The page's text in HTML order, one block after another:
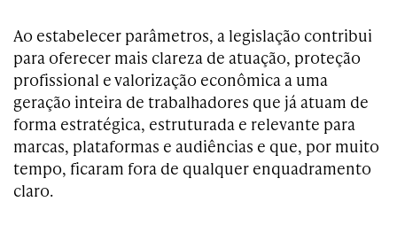
Ao estabelecer parâmetros, a legislação contribui
para oferecer mais clareza de atuação, proteção
profissional e valorização econômica a uma
geração inteira de trabalhadores que já atuam de
forma estratégica, estruturada e relevante para
marcas, plataformas e audiências e que, por muito
tempo, ficaram fora de qualquer enquadramento
claro.